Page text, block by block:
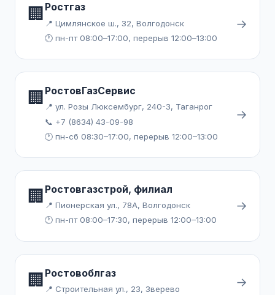
🏢 Ростгаз
📍 Цимлянское ш., 32, Волгодонск
🕐 пн-пт 08:00–17:00, перерыв 12:00–13:00
→
🏢 РостовГазСервис
📍 ул. Розы Люксембург, 240-3, Таганрог
📞 +7 (8634) 43-09-98
🕐 пн-сб 08:30–17:00, перерыв 12:00–13:00
→
🏢 Ростовгазстрой, филиал
📍 Пионерская ул., 78А, Волгодонск
🕐 пн-пт 08:00–17:30, перерыв 12:00–13:00
→
🏢 Ростовоблгаз
📍 Строительная ул., 23, Зверево →